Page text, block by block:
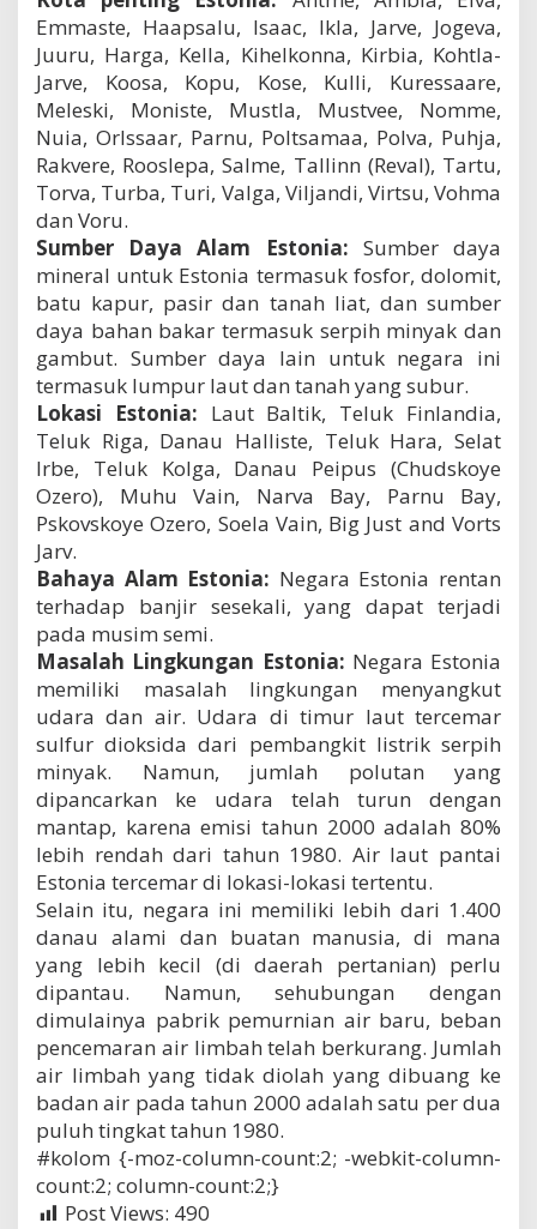
Emmaste, Haapsalu, Isaac, Ikla, Jarve, Jogeva,
Juuru, Harga, Kella, Kihelkonna, Kirbia, Kohtla-
Jarve, Koosa, Kopu, Kose, Kulli, Kuressaare,
Meleski, Moniste, Mustla, Mustvee, Nomme,
Nuia, Orlssaar, Parnu, Poltsamaa, Polva, Puhja,
Rakvere, Rooslepa, Salme, Tallinn (Reval), Tartu,
Torva, Turba, Turi, Valga, Viljandi, Virtsu, Vohma
dan Voru.
Sumber Daya Alam Estonia: Sumber daya
mineral untuk Estonia termasuk fosfor, dolomit,
batu kapur, pasir dan tanah liat, dan sumber
daya bahan bakar termasuk serpih minyak dan
gambut. Sumber daya lain untuk negara ini
termasuk lumpur laut dan tanah yang subur.
Lokasi Estonia: Laut Baltik, Teluk Finlandia,
Teluk Riga, Danau Halliste, Teluk Hara, Selat
Irbe, Teluk Kolga, Danau Peipus (Chudskoye
Ozero), Muhu Vain, Narva Bay, Parnu Bay,
Pskovskoye Ozero, Soela Vain, Big Just and Vorts
Jarv.
Bahaya Alam Estonia: Negara Estonia rentan
terhadap banjir sesekali, yang dapat terjadi
pada musim semi.
Masalah Lingkungan Estonia: Negara Estonia
memiliki masalah lingkungan menyangkut
udara dan air. Udara di timur laut tercemar
sulfur dioksida dari pembangkit listrik serpih
minyak. Namun, jumlah polutan yang
dipancarkan ke udara telah turun dengan
mantap, karena emisi tahun 2000 adalah 80%
lebih rendah dari tahun 1980. Air laut pantai
Estonia tercemar di lokasi-lokasi tertentu.
Selain itu, negara ini memiliki lebih dari 1.400
danau alami dan buatan manusia, di mana
yang lebih kecil (di daerah pertanian) perlu
dipantau. Namun, sehubungan dengan
dimulainya pabrik pemurnian air baru, beban
pencemaran air limbah telah berkurang. Jumlah
air limbah yang tidak diolah yang dibuang ke
badan air pada tahun 2000 adalah satu per dua
puluh tingkat tahun 1980.
#kolom {-moz-column-count:2; -webkit-column-
count:2; column-count:2;}
Post Views: 490